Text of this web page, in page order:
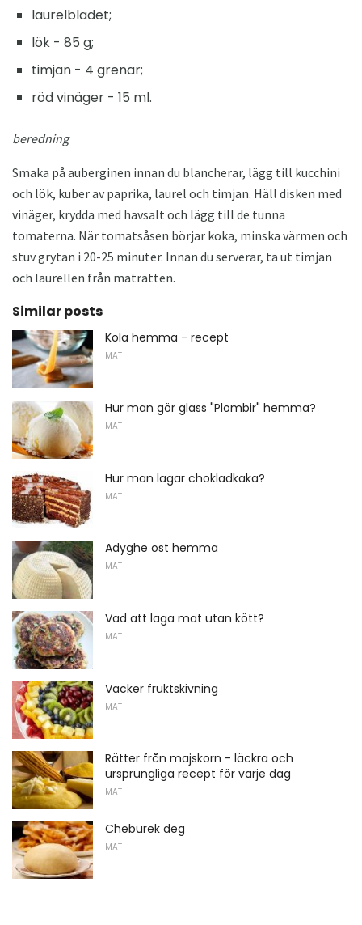
laurelbladet;
lök - 85 g;
timjan - 4 grenar;
röd vinäger - 15 ml.
beredning
Smaka på auberginen innan du blancherar, lägg till kucchini
och lök, kuber av paprika, laurel och timjan. Häll disken med
vinäger, krydda med havsalt och lägg till de tunna
tomaterna. När tomatsåsen börjar koka, minska värmen och
stuv grytan i 20-25 minuter. Innan du serverar, ta ut timjan
och laurellen från maträtten.
Similar posts
Kola hemma - recept
MAT
Hur man gör glass "Plombir" hemma?
MAT
Hur man lagar chokladkaka?
MAT
Adyghe ost hemma
MAT
Vad att laga mat utan kött?
MAT
Vacker fruktskivning
MAT
Rätter från majskorn - läckra och
ursprungliga recept för varje dag
MAT
Cheburek deg
MAT